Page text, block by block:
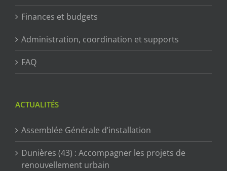
Finances et budgets
Administration, coordination et supports
FAQ
ACTUALITÉS
Assemblée Générale d’installation
Dunières (43) : Accompagner les projets de
renouvellement urbain